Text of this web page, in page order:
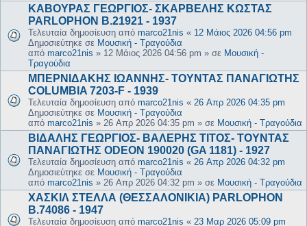
ΚΑΒΟΥΡΑΣ ΓΕΩΡΓΙΟΣ- ΣΚΑΡΒΕΛΗΣ ΚΩΣΤΑΣ
PARLOPHON B.21921 - 1937
Τελευταία δημοσίευση από marco21nis « 12 Μάιος 2026 04:56 pm
Δημοσιεύτηκε σε Μουσική - Τραγούδια
από marco21nis » 12 Μάιος 2026 04:56 pm » σε Μουσική -
Τραγούδια
ΜΠΕΡΝΙΔΑΚΗΣ ΙΩΑΝΝΗΣ- ΤΟΥΝΤΑΣ ΠΑΝΑΓΙΩΤΗΣ
COLUMBIA 7203-F - 1939
Τελευταία δημοσίευση από marco21nis « 26 Απρ 2026 04:35 pm
Δημοσιεύτηκε σε Μουσική - Τραγούδια
από marco21nis » 26 Απρ 2026 04:35 pm » σε Μουσική - Τραγούδια
ΒΙΔΑΛΗΣ ΓΕΩΡΓΙΟΣ- ΒΑΛΕΡΗΣ ΤΙΤΟΣ- ΤΟΥΝΤΑΣ
ΠΑΝΑΓΙΩΤΗΣ ODEON 190020 (GA 1181) - 1927
Τελευταία δημοσίευση από marco21nis « 26 Απρ 2026 04:32 pm
Δημοσιεύτηκε σε Μουσική - Τραγούδια
από marco21nis » 26 Απρ 2026 04:32 pm » σε Μουσική - Τραγούδια
ΧΑΣΚΙΛ ΣΤΕΛΛΑ (ΘΕΣΣΑΛΟΝΙΚΙΑ) PARLOPHON
B.74086 - 1947
Τελευταία δημοσίευση από marco21nis « 23 Μαρ 2026 05:09 pm